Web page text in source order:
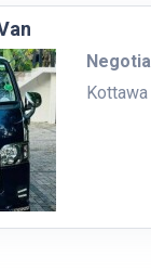
Kottawa